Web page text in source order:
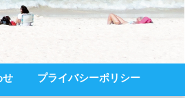
せ プライバシーポリシー